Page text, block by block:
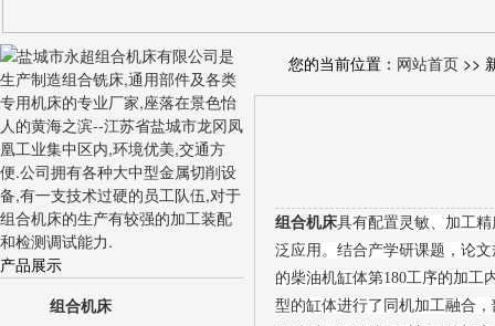
产品展示
组合机床
您的当前位置： 网站首页 >>
组合机床具有配置灵敏、加工
泛应用。结合产学研课题，论
的柴油机缸体第180工序的加工
型的缸体进行了同机加工融合